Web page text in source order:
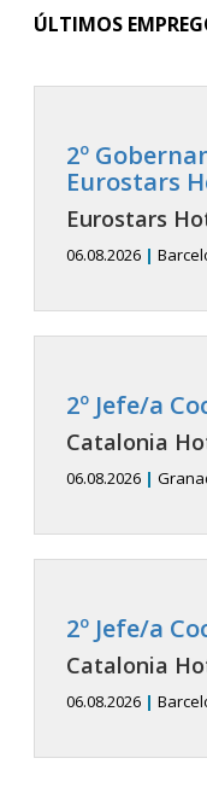
ÚLTIMOS
2º
Eurostars
Eurostars
06.08.2026 |
2º Jefe/a
Catalonia
06.08.2026 |
2º Jefe/a
Catalonia
06.08.2026 |